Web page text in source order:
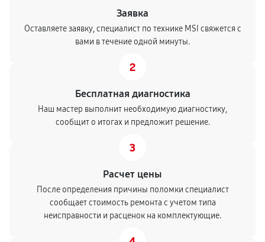
Заявка
Оставляете заявку, специалист по технике MSI свяжется с
вами в течение одной минуты.
2
Бесплатная диагностика
Наш мастер выполнит необходимую диагностику,
сообщит о итогах и предложит решение.
3
Расчет цены
После определения причины поломки специалист
сообщает стоимость ремонта с учетом типа
неисправности и расценок на комплектующие.